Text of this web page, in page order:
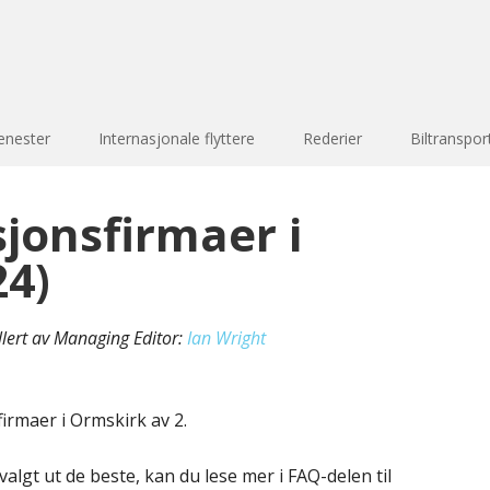
Internasjonale flyttere Rederier
i
av Managing Editor:Ian Wright
i Ormskirk av 2.
ut de beste, kan du lese mer i FAQ-delen til